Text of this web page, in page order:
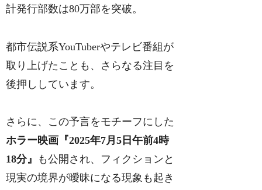
計発行部数は80万部を突破。
都市伝説系YouTuberやテレビ番組が
取り上げたことも、さらなる注目を
後押ししています。
さらに、この予言をモチーフにした
ホラー映画『2025年7月5日午前4時
18分』
も公開され、フィクションと
現実の境界が曖昧になる現象も起き